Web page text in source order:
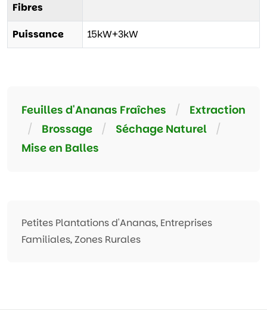
Fibres
Puissance 15kW+3kW
Feuilles d'Ananas Fraîches /
Extraction
/
Brossage / Séchage Naturel
/
Mise en Balles
Petites Plantations d'Ananas, Entreprises
Familiales, Zones Rurales